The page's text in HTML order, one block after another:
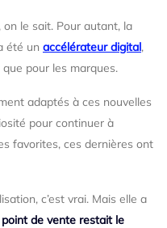
le sait. Pour autant, la
été un accélérateur digital,
pour les marques.
adaptés à ces nouvelles
pour continuer à
favorites, ces dernières ont
c’est vrai. Mais elle a
de vente restait le